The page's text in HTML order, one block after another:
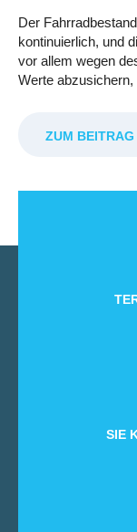
Der
kontinuierlich, und
vor allem wegen
Werte
ZUM BEITRAG
SIE